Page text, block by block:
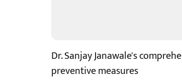
Dr. Sanjay Janawale's
preventive measures